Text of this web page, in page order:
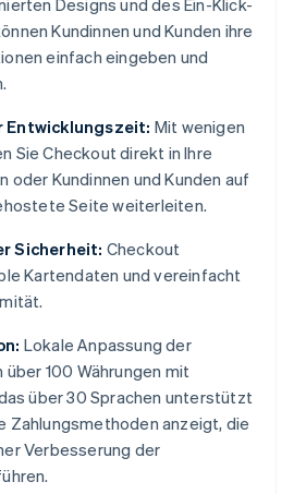
Designs und des Ein-Klick-
Kundinnen und Kunden ihre
einfach eingeben und
Entwicklungszeit: Mit wenigen
Sie Checkout direkt in Ihre
Kundinnen und Kunden auf
Seite weiterleiten.
Sicherheit: Checkout
Kartendaten und vereinfacht
Lokale Anpassung der
100 Währungen mit
über 30 Sprachen unterstützt
Zahlungsmethoden anzeigt, die
Verbesserung der